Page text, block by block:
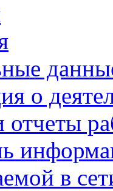
о
в